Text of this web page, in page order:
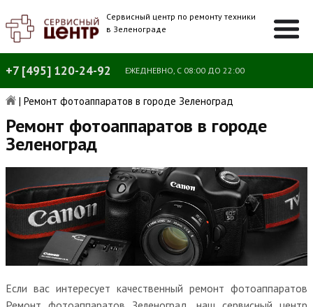
Сервисный центр по ремонту техники
в Зеленограде
+7 [495] 120-24-92 ЕЖЕДНЕВНО, С 08:00 ДО 22:00
| Ремонт фотоаппаратов в городе Зеленоград
Ремонт фотоаппаратов в городе
Зеленоград
Если вас интересует качественный ремонт фотоаппаратов